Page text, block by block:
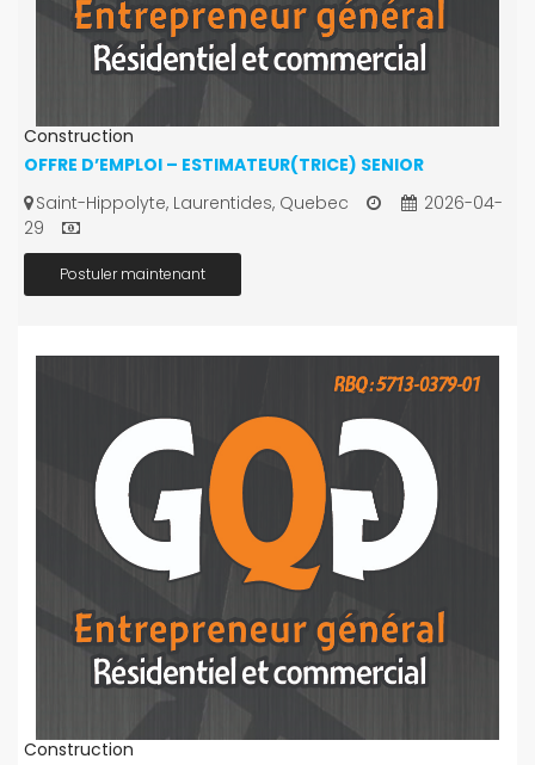
Construction
OFFRE D’EMPLOI – ESTIMATEUR(TRICE) SENIOR
Saint-Hippolyte, Laurentides, Quebec
2026-04-
29
Postuler maintenant
Construction